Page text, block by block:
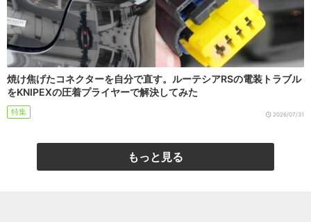
焼け焦げたコネクターを自分で直す。ルーテシアRSの電装トラブル
をKNIPEXの圧着プライヤーで解決してみた
特集 2026/07/31
もっと見る